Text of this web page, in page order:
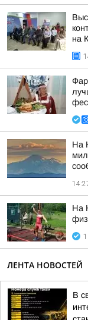
на
На
На
ЛЕНТА НОВОСТЕЙ
В